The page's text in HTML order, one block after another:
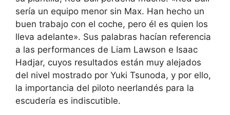
sería un equipo menor sin Max. Han hecho un
buen trabajo con el coche, pero él es quien los
lleva adelante». Sus palabras hacían referencia
a las performances de Liam Lawson e Isaac
Hadjar, cuyos resultados están muy alejados
del nivel mostrado por Yuki Tsunoda, y por ello,
la importancia del piloto neerlandés para la
escudería es indiscutible.